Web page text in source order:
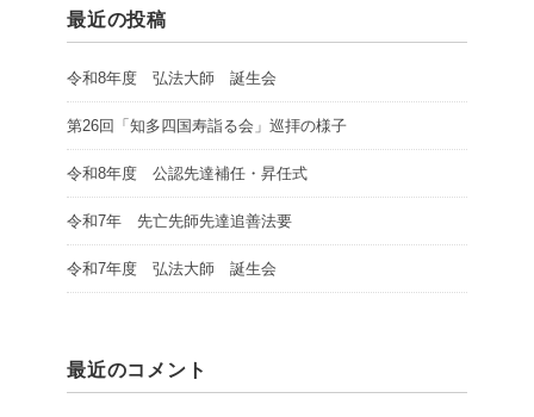
最近の投稿
令和8年度 弘法大師 誕生会
第26回「知多四国寿詣る会」巡拝の様子
令和8年度 公認先達補任・昇任式
令和7年 先亡先師先達追善法要
令和7年度 弘法大師 誕生会
最近のコメント